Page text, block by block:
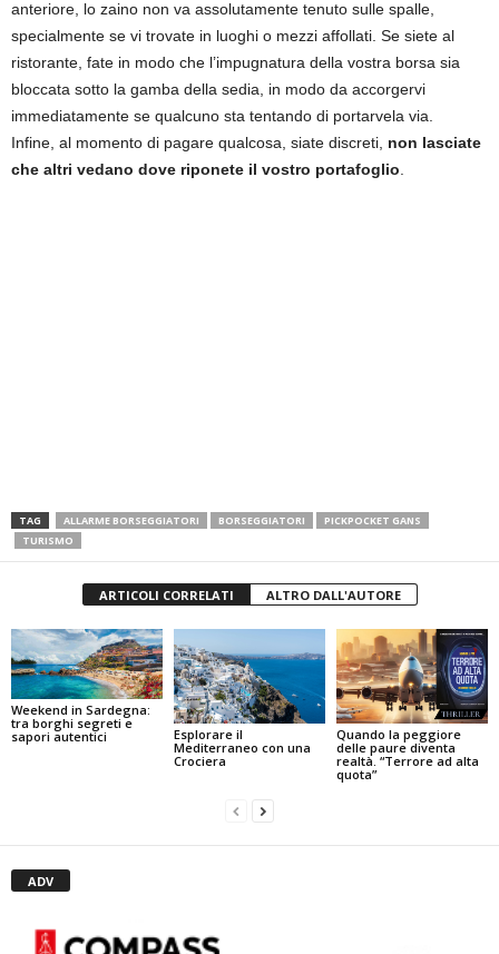
anteriore, lo zaino non va assolutamente tenuto sulle spalle,
specialmente se vi trovate in luoghi o mezzi affollati. Se siete al
ristorante, fate in modo che l’impugnatura della vostra borsa sia
bloccata sotto la gamba della sedia, in modo da accorgervi
immediatamente se qualcuno sta tentando di portarvela via.
Infine, al momento di pagare qualcosa, siate discreti, non lasciate
che altri vedano dove riponete il vostro portafoglio
TAG ALLARME BORSEGGIATORI BORSEGGIATORI
PICKPOCKET GANS
TURISMO
ARTICOLI CORRELATI ALTRO DALL'AUTORE
Weekend in Sardegna:
tra borghi segreti e
sapori autentici
Esplorare il
Mediterraneo con una
Crociera
Quando la peggiore
delle paure diventa
realtà. “Terrore ad alta
quota”
ADV